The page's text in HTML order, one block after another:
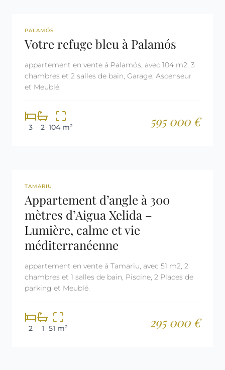
REF: 2650
PALAMÓS
Votre refuge bleu à Palamós
appartement en vente á Palamós, avec 104 m2, 3
chambres et 2 salles de bain, Garage, Ascenseur
et Meublé.
3 2 104 m² 595 000 €
REF: 2679
TAMARIU
Appartement d’angle à 300
mètres d’Aigua Xelida –
Lumière, calme et vie
méditerranéenne
appartement en vente á Tamariu, avec 51 m2, 2
chambres et 1 salles de bain, Piscine, 2 Places de
parking et Meublé.
2 1 51 m² 295 000 €